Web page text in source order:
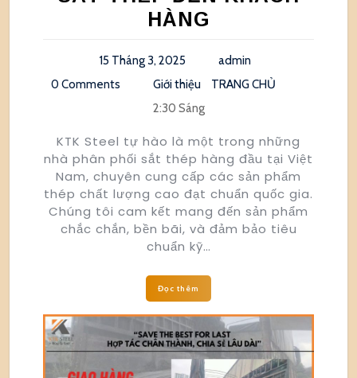
HÀNG
15 Tháng 3, 2025
admin
0 Comments
Giới thiệu
TRANG CHỦ
2:30 Sáng
KTK Steel tự hào là một trong những
nhà phân phối sắt thép hàng đầu tại Việt
Nam, chuyên cung cấp các sản phẩm
thép chất lượng cao đạt chuẩn quốc gia.
Chúng tôi cam kết mang đến sản phẩm
chắc chắn, bền bãi, và đảm bảo tiêu
chuẩn kỹ…
Đọc thêm